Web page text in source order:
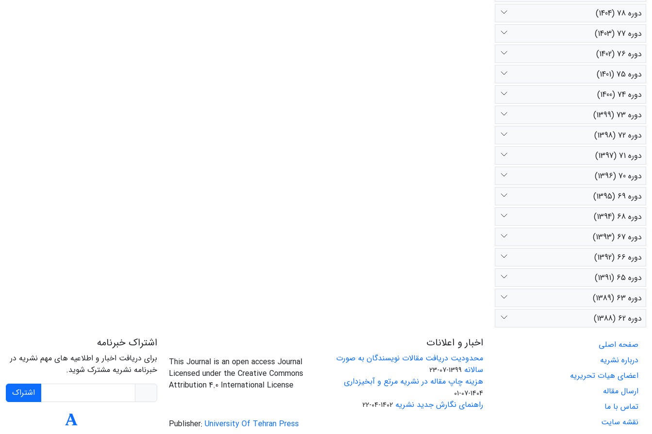
دوره 78 (1404)
دوره 77 (1403)
دوره 76 (1402)
دوره 75 (1401)
دوره 74 (1400)
دوره 73 (1399)
دوره 72 (1398)
دوره 71 (1397)
دوره 70 (1396)
دوره 69 (1395)
دوره 68 (1394)
دوره 67 (1393)
دوره 66 (1392)
دوره 65 (1391)
دوره 63 (1389)
دوره 62 (1388)
صفحه اصلی
درباره نشریه
اعضای هیات تحریریه
ارسال مقاله
تماس با ما
نقشه سایت
اخبار و اعلانات
محدودیت دریافت مقالات نویسندگان به صورت
سالانه 1399-07-23
هزینه چاپ مقاله در نشریه مرتع و آبخیزداری
1404-07-01
راهنمای نگارش جدید نشریه 1402-04-22
This Journal is an open access Journal
Licensed under the Creative Commons
Attribution 4.0 International License
Publisher: University Of Tehran Press
اشتراک خبرنامه
برای دریافت اخبار و اطلاعیه های مهم نشریه در
خبرنامه نشریه مشترک شوید.
اشتراک